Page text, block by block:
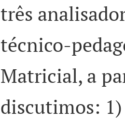
três
técnico-
Matricial, a
discutimos: